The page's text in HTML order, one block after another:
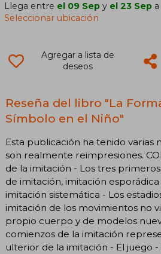
Llega entre el 09 Sep y el 23 Sep a
Seleccionar ubicación
Agregar a lista de
deseos
Reseña del libro "La
Símbolo en el Niño"
Esta publicación ha tenido varias
son realmente reimpresiones.
de la imitación - Los tres
de imitación, imitación
imitación sistemática - Los
imitación de los movimientos no
propio cuerpo y de modelos
comienzos de la imitación
ulterior de la imitación - El juego